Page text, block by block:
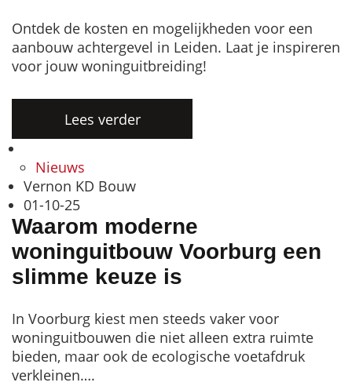
Ontdek de kosten en mogelijkheden voor een
aanbouw achtergevel in Leiden. Laat je inspireren
voor jouw woninguitbreiding!
Lees verder
Nieuws
Vernon KD Bouw
01-10-25
Waarom moderne
woninguitbouw Voorburg een
slimme keuze is
In Voorburg kiest men steeds vaker voor
woninguitbouwen die niet alleen extra ruimte
bieden, maar ook de ecologische voetafdruk
verkleinen….